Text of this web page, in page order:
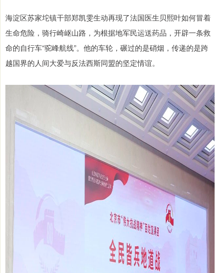
海淀区苏家坨镇干部郑凯雯生动再现了法国医生贝熙叶如何冒着
生命危险，骑行崎岖山路，为根据地军民运送药品，开辟一条救
命的自行车“驼峰航线”。他的车轮，碾过的是硝烟，传递的是跨
越国界的人间大爱与反法西斯同盟的坚定情谊。